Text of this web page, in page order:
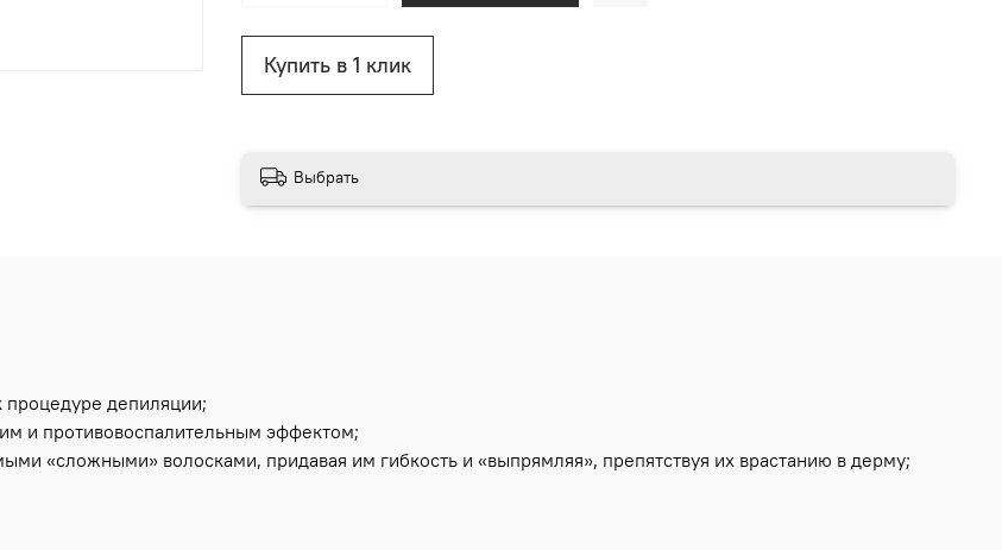
Купить в 1 клик
Выбрать
процедуре депиляции;
и противовоспалительным эффектом;
«сложными» волосками, придавая им гибкость и «выпрямляя», препятствуя их врастанию в дерму;